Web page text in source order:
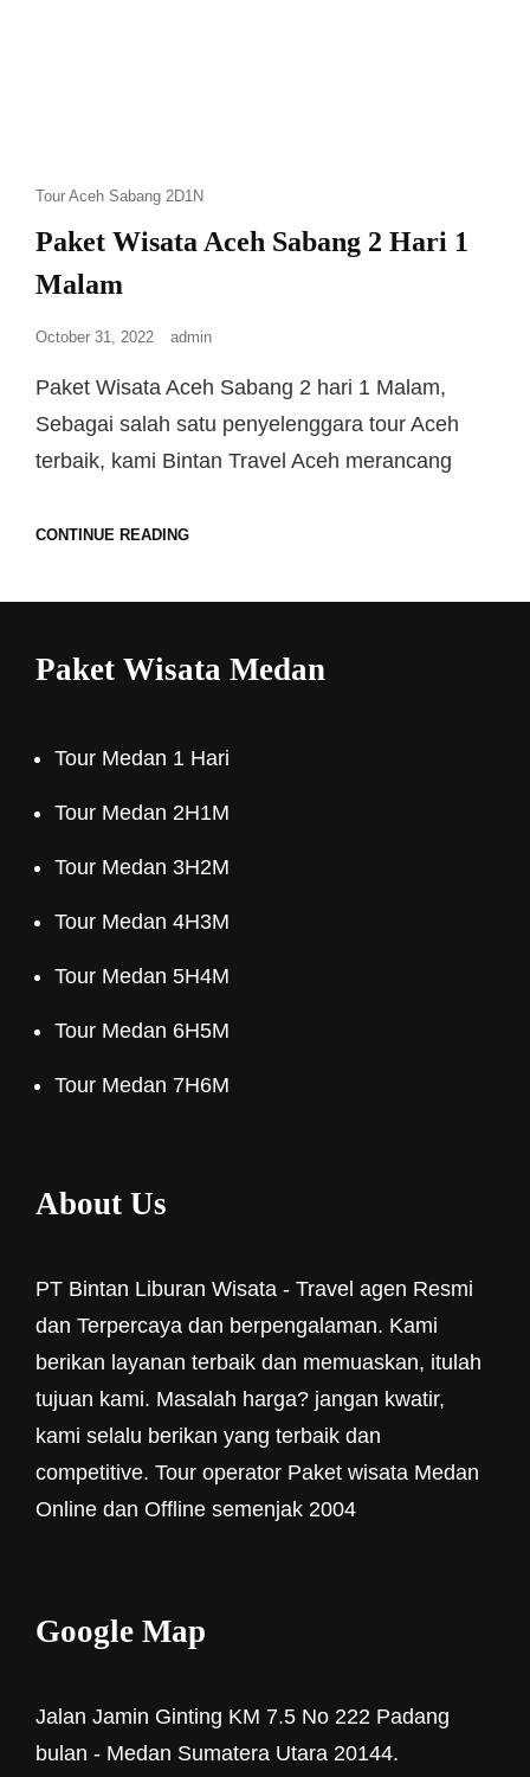
Tour Aceh Sabang 2D1N
Paket Wisata Aceh Sabang 2 Hari 1
Malam
October 31, 2022 admin
Paket Wisata Aceh Sabang 2 hari 1 Malam,
Sebagai salah satu penyelenggara tour Aceh
terbaik, kami Bintan Travel Aceh merancang
CONTINUE READING
Paket Wisata Medan
Tour Medan 1 Hari
Tour Medan 2H1M
Tour Medan 3H2M
Tour Medan 4H3M
Tour Medan 5H4M
Tour Medan 6H5M
Tour Medan 7H6M
About Us
PT Bintan Liburan Wisata - Travel agen Resmi
dan Terpercaya dan berpengalaman. Kami
berikan layanan terbaik dan memuaskan, itulah
tujuan kami. Masalah harga? jangan kwatir,
kami selalu berikan yang terbaik dan
competitive. Tour operator Paket wisata Medan
Online dan Offline semenjak 2004
Google Map
Jalan Jamin Ginting KM 7.5 No 222 Padang
bulan - Medan Sumatera Utara 20144.